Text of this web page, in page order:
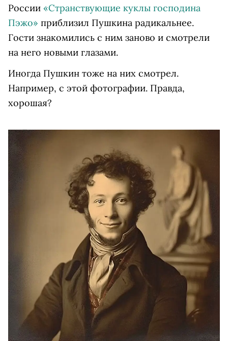
России «Странствующие куклы господина
Пэжо» приблизил Пушкина радикальнее.
Гости знакомились с ним заново и смотрели
на него новыми глазами.
Иногда Пушкин тоже на них смотрел.
Например, с этой фотографии. Правда,
хорошая?